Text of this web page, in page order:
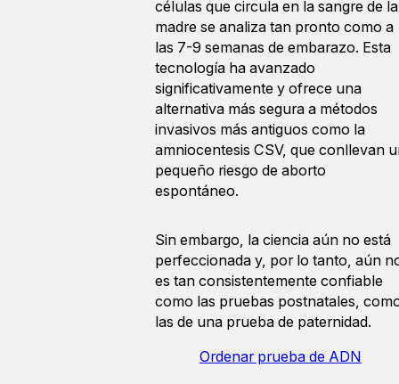
células que circula en la sangre de la
madre se analiza tan pronto como a
las 7-9 semanas de embarazo. Esta
tecnología ha avanzado
significativamente y ofrece una
alternativa más segura a métodos
invasivos más antiguos como la
amniocentesis CSV, que conllevan
pequeño riesgo de aborto
espontáneo.
Sin embargo, la ciencia aún no está
perfeccionada y, por lo tanto, aún
es tan consistentemente confiable
como las pruebas postnatales,
las de una prueba de paternidad.
Ordenar prueba de ADN